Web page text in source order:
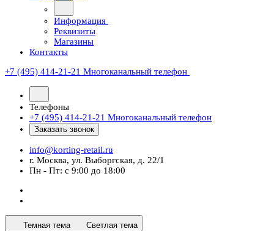
Информация
Реквизиты
Магазины
Контакты
+7 (495) 414-21-21 Многоканальный телефон
Телефоны
+7 (495) 414-21-21 Многоканальный телефон
Заказать звонок
info@korting-retail.ru
г. Москва, ул. Выборгская, д. 22/1
Пн - Пт: с 9:00 до 18:00
Темная тема Светлая тема